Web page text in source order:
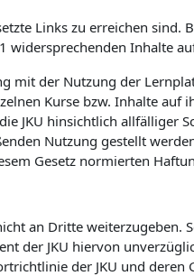
Links zu erreichen sind.
widersprechenden Inhalte
mit der Nutzung der
Kurse bzw. Inhalte auf
JKU hinsichtlich allfälliger
Nutzung gestellt
Gesetz normierten
an Dritte weiterzugeben.
der JKU hiervon
der JKU und deren